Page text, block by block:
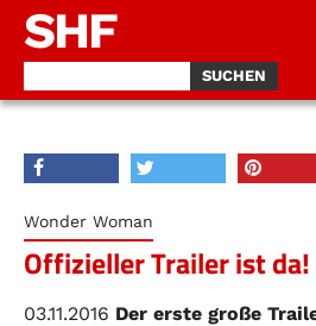
SHF
Wonder Woman
Offizieller Trailer ist da!
03.11.2016 Der erste große